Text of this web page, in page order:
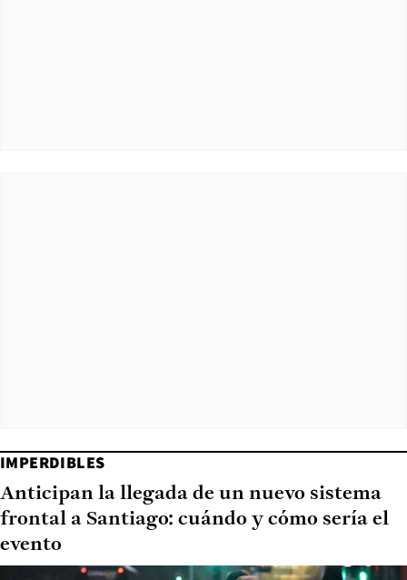
IMPERDIBLES
Anticipan la llegada de un nuevo sistema
frontal a Santiago: cuándo y cómo sería el
evento